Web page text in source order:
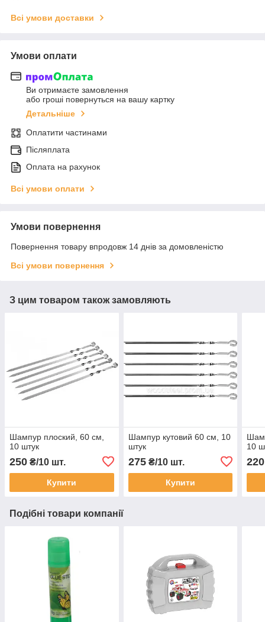
Всі умови доставки
Умови оплати
Ви отримаєте замовлення
або гроші повернуться на вашу картку
Детальніше
Оплатити частинами
Післяплата
Оплата на рахунок
Всі умови оплати
Умови повернення
Повернення товару впродовж 14 днів за домовленістю
Всі умови повернення
З цим товаром також замовляють
Шампур плоский, 60 см,
10 штук
250 ₴/10 шт.
Купити
Шампур кутовий 60 см, 10
штук
275₴/10 шт.
Купити
10
220
Подібні товари компанії